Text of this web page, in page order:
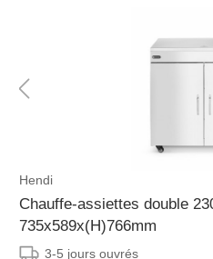
Hendi
Chauffe-assiettes double
735x589x(H)766mm
3-5 jours ouvrés